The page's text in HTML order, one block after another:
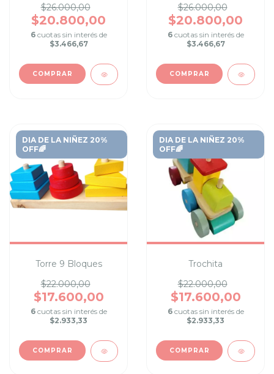
$26.000,00
$20.800,00
6 cuotas sin interés de
$3.466,67
COMPRAR
$26.000,00
$20.800,00
6 cuotas sin interés de
$3.466,67
COMPRAR
DIA DE LA NIÑEZ 20%
OFF🌈
Torre 9 Bloques
$22.000,00
$17.600,00
6 cuotas sin interés de
$2.933,33
COMPRAR
DIA DE LA NIÑEZ 20%
OFF🌈
Trochita
$22.000,00
$17.600,00
6 cuotas sin interés de
$2.933,33
COMPRAR